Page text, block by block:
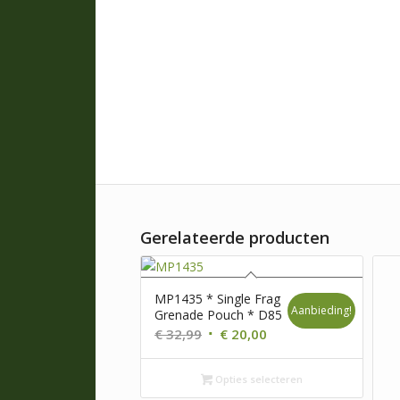
Gerelateerde producten
MP1435 * Single Frag
Grenade Pouch * D85
€32,99 Oorspronkelijke
prijs
was:
€ 20,00 Huidige
prijs
is:
Aanbieding!
Opties selecteren